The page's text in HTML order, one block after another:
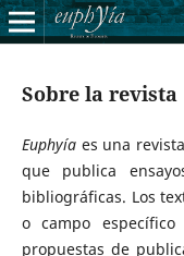
Sobre la revista
Euphyíaes una
que publica
bibliográficas. Los
o campo
propuestas de